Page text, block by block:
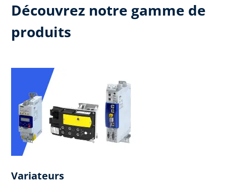
Découvrez notre gamme de
produits
Variateurs